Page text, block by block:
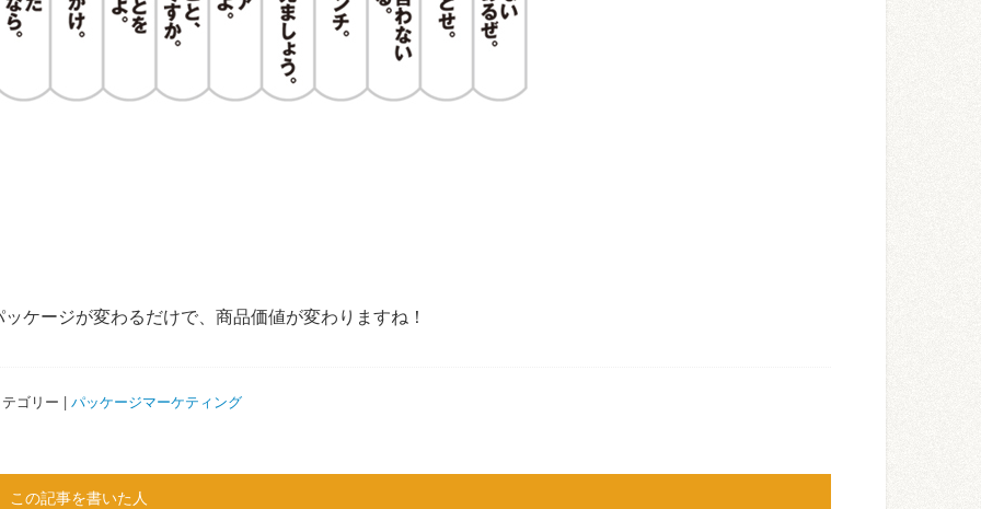
ッケージが変わるだけで、商品価値が変わりますね！
ゴリー | パッケージマーケティング
この記事を書いた人